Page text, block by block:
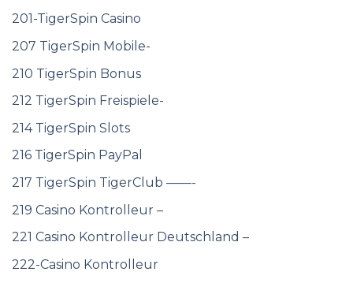
201-TigerSpin Casino
207 TigerSpin Mobile-
210 TigerSpin Bonus
212 TigerSpin Freispiele-
214 TigerSpin Slots
216 TigerSpin PayPal
217 TigerSpin TigerClub ——-
219 Casino Kontrolleur –
221 Casino Kontrolleur Deutschland –
222-Casino Kontrolleur